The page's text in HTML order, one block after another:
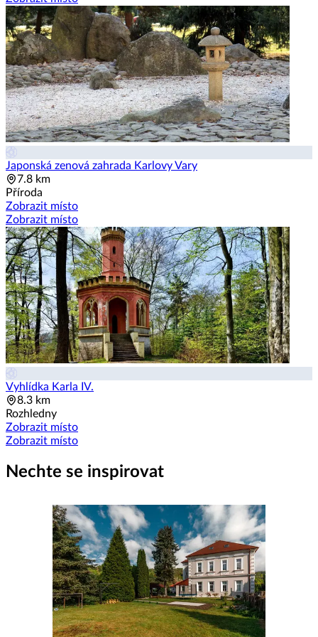
Japonská zenová zahrada Karlovy Vary
7.8 km
Příroda
Zobrazit místo
Zobrazit místo
Vyhlídka Karla IV.
8.3 km
Rozhledny
Zobrazit místo
Zobrazit místo
Nechte se inspirovat